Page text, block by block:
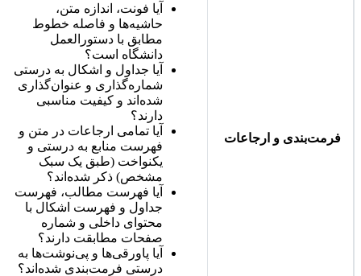
فرمت‌بندی و ارجاعات
آیا فونت، اندازه متن،
حاشیه‌ها و فاصله خطوط
مطابق با دستورالعمل
دانشگاه است؟
آیا جداول و اشکال به درستی
شماره‌گذاری و عنوان‌گذاری
شده‌اند و کیفیت مناسبی
دارند؟
آیا تمامی ارجاعات در متن و
فهرست منابع به درستی و
یکنواخت (طبق یک سبک
مشخص) ذکر شده‌اند؟
آیا فهرست مطالب، فهرست
جداول و فهرست اشکال با
محتوای داخلی و شماره
صفحات مطابقت دارند؟
آیا پاورقی‌ها و پی‌نوشت‌ها به
درستی فرمت‌بندی شده‌اند؟